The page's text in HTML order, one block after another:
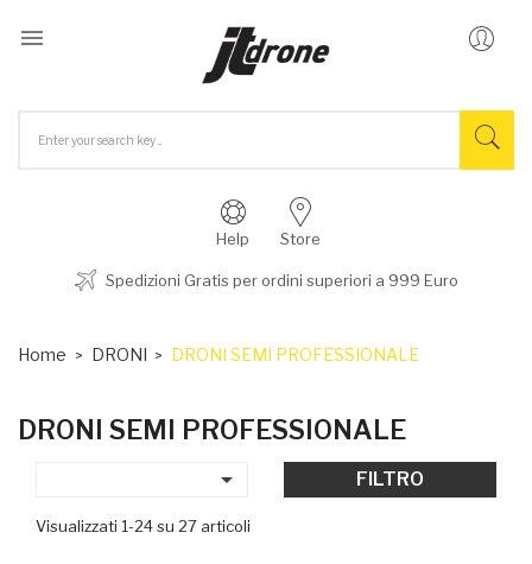

Help Store
Spedizioni Gratis per ordini superiori a 999 Euro
Home DRONI DRONI SEMI PROFESSIONALE
DRONI SEMI PROFESSIONALE
 FILTRO
Visualizzati 1-24 su 27 articoli